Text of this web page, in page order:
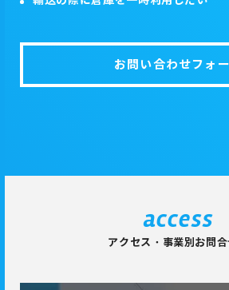
お問い合わせフォ
access
アクセス・事業別お問